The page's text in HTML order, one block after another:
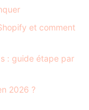
et comment
: guide étape par
2026 ?